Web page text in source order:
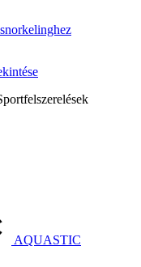
AQUASTIC